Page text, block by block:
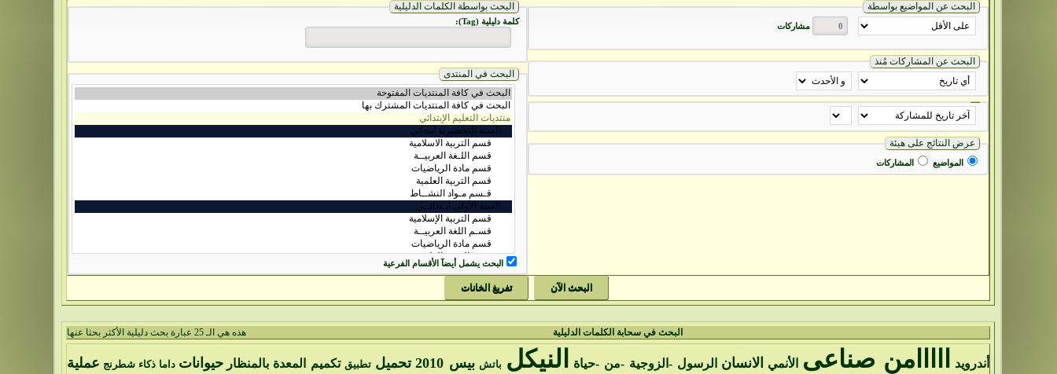
البحث عن المواضيع بواسطة
مشاركات
البحث عن المشاركات مُنذ
عرض النتائج على هيئة
المواضيع المشاركات
البحث بواسطة الكلمات الدليلية
كلمة دليلية (Tag):
البحث في المنتدى
البحث يشمل أيضآ الأقسام الفرعية
هذه هي الـ 25 عبارة بحث دليلية الأكثر بحثا عنها البحث في سحابة الكلمات الدليلية
أندرويد ااااامن صناعى الأنمي الانسان الرسول -الزوجية -من -حياة النيكل باتش بيس 2010 تحميل تطبيق تكميم المعدة بالمنظار حيوانات داما ذكاء شطرنج عملية